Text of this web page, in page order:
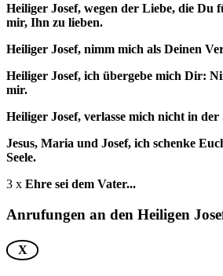
Heiliger Josef, wegen der Liebe, die Du
mir, Ihn zu lieben.
Heiliger Josef, nimm mich als Deinen
Heiliger Josef, ich übergebe mich Dir:
mir.
Heiliger Josef, verlasse mich nicht in der
Jesus, Maria und Josef, ich schenke
Seele.
3 x Ehre sei dem Vater...
Anrufungen an den Heiligen
X